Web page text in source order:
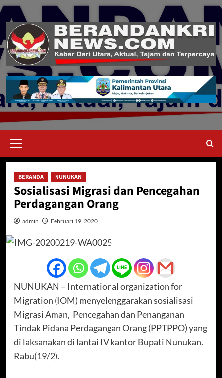
Skip
content
Menu
BERANDA NUNUKAN
Sosialisasi Migrasi dan Pencegahan
Perdagangan Orang
admin Februari 19, 2020
NUNUKAN – International organization for
Migration (IOM) menyelenggarakan sosialisasi
Migrasi Aman, Pencegahan dan Penanganan
Tindak Pidana Perdagangan Orang (PPTPPO) yang
di laksanakan di lantai IV kantor Bupati Nunukan.
Rabu(19/2).